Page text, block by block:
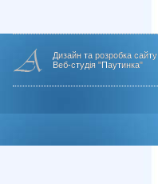
Дизайн та розробка сайту
Веб-студія "Паутинка"